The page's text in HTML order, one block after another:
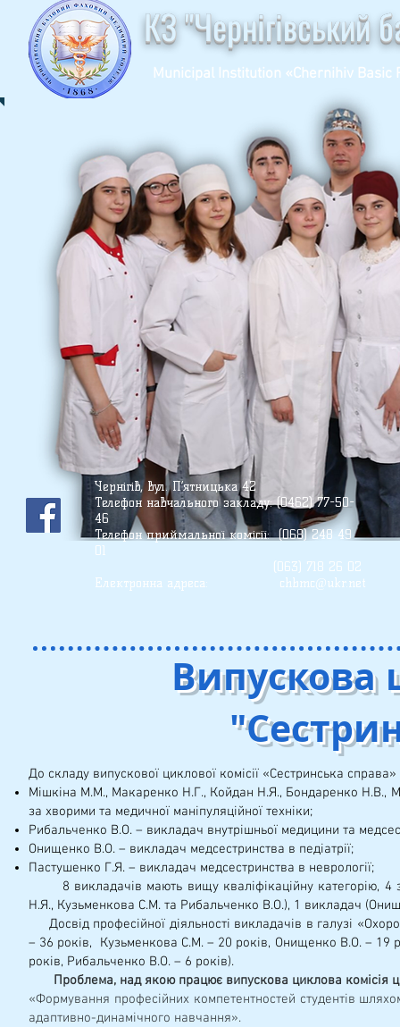
КЗ "Чернігівський
Municipal Institution «Chernihiv Basic
Чернігів, вул. П’ятницька 42
Телефон навчального закладу: (0462) 77-50-
46
Телефон приймальної комісії: (068) 248 49
01
(О63) 718 26 02
Електронна адреса: chbmc@ukr.net
Випускова
До складу випускової циклової комісії «Сестринська
Мішкіна М.М., Макаренко Н.Г., Койдан Н.Я., Бондаренко Н.В.,
за хворими та медичної маніпуляційної техніки;
Рибальченко В.О. – викладач внутрішньої медицини та
Онищенко В.О. – викладач медсестринства в педіатрії;
Пастушенко Г.Я. – викладач медсестринства в неврології;
8 викладачів мають вищу кваліфікаційну категорію, 4
Н.Я., Кузьменкова С.М. та Рибальченко В.О.), 1 викладач
Досвід професійної діяльності викладачів в галузі
– 36 років, Кузьменкова С.М. – 20 років, Онищенко В.О. – 19
років, Рибальченко В.О. – 6 років).
Проблема, над якою працює випускова циклова комісія
«Формування професійних компетентностей студентів
адаптивно-динамічного навчання».